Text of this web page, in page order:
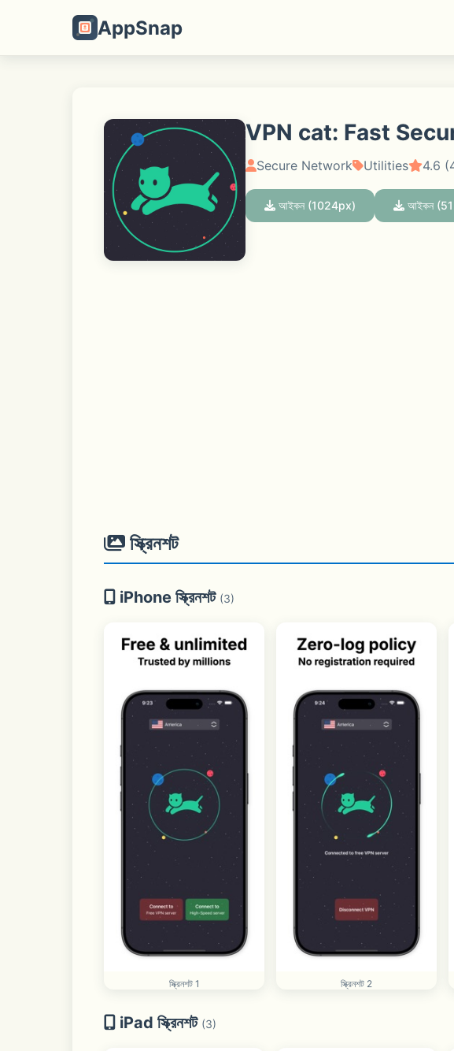
AppSnap
VPN cat: Fast
Secure Network Utilities 4.6
আইকন (1024px) আইকন
স্ক্রিনশট
iPhone স্ক্রিনশট (3)
স্ক্রিনশট 1 স্ক্রিনশট 2
iPad স্ক্রিনশট (3)